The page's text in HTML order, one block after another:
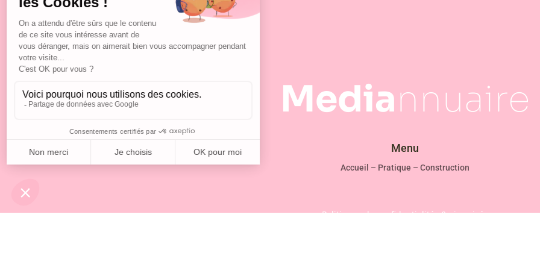
Mediannuaire
Menu
Accueil – Pratique – Construction
Politiques de confidentialités & vie privée